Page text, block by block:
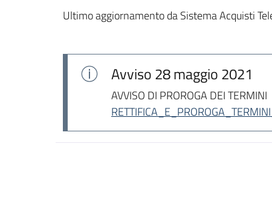
Ultimo aggiornamento da Sistema Acquisti
Avviso28 maggio 2021
AVVISO DI PROROGA DEI TERMINI